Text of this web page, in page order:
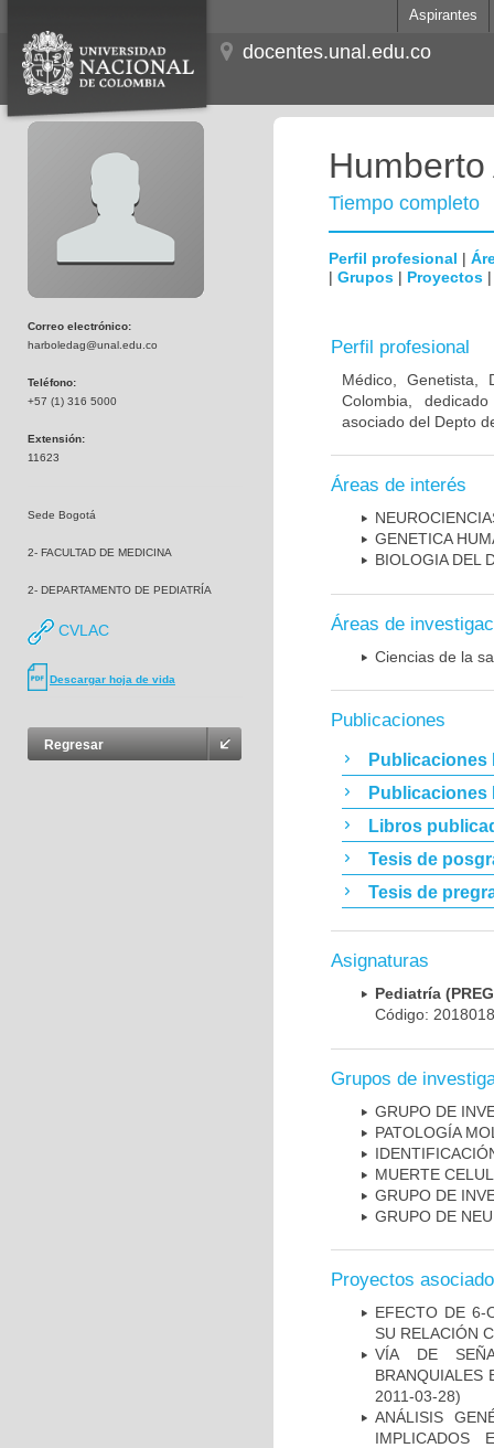
Aspirantes
docentes.unal.edu.co
Correo electrónico:
harboledag@unal.edu.co
Teléfono:
+57 (1) 316 5000
Extensión:
11623
Sede Bogotá
2- FACULTAD DE MEDICINA
2- DEPARTAMENTO DE PEDIATRÍA
CVLAC
Descargar hoja de vida
Regresar
Tiempo completo
Perfil profesional |
| Grupos | Proyectos
Perfil profesional
Médico, Genetista,
Colombia,
asociado del Depto
Áreas de interés
GENETICA
BIOLOGIA DEL
Áreas de
Ciencias de la
Publicaciones
Publicaciones
Publicaciones
Libros
Tesis de
Tesis de
Asignaturas
Pediatría
Código:
Grupos de
GRUPO DE
PATOLOGÍA
MUERTE
GRUPO DE
GRUPO DE
Proyectos
EFECTO DE 6-
SU RELACIÓN
VÍA DE
BRANQUIALES
2011-03-28)
ANÁLISIS
IMPLICADOS